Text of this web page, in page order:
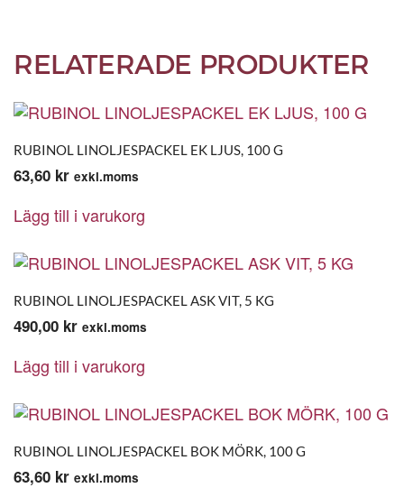
RELATERADE PRODUKTER
RUBINOL LINOLJESPACKEL EK LJUS, 100 G
63,60 kr exkl.moms
Lägg till i varukorg
RUBINOL LINOLJESPACKEL ASK VIT, 5 KG
490,00 kr exkl.moms
Lägg till i varukorg
RUBINOL LINOLJESPACKEL BOK MÖRK, 100 G
63,60 kr exkl.moms